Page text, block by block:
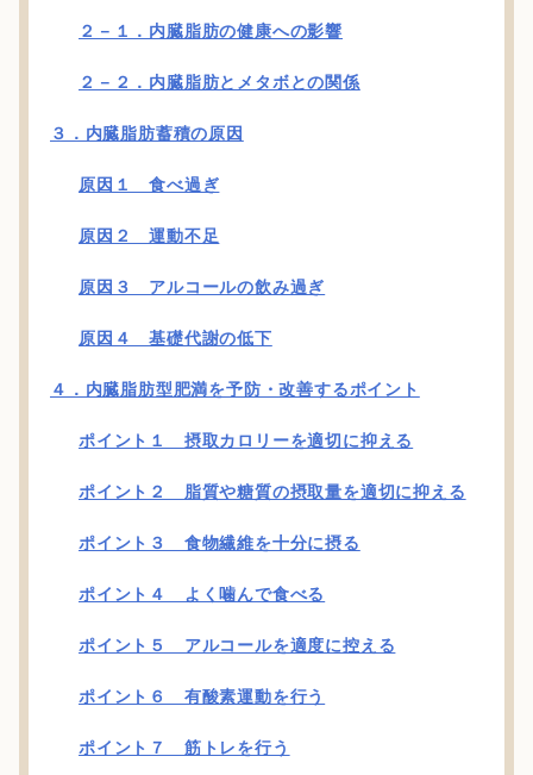
２－１．内臓脂肪の健康への影響
２－２．内臓脂肪とメタボとの関係
３．内臓脂肪蓄積の原因
原因１ 食べ過ぎ
原因２ 運動不足
原因３ アルコールの飲み過ぎ
原因４ 基礎代謝の低下
４．内臓脂肪型肥満を予防・改善するポイント
ポイント１ 摂取カロリーを適切に抑える
ポイント２ 脂質や糖質の摂取量を適切に抑える
ポイント３ 食物繊維を十分に摂る
ポイント４ よく噛んで食べる
ポイント５ アルコールを適度に控える
ポイント６ 有酸素運動を行う
ポイント７ 筋トレを行う